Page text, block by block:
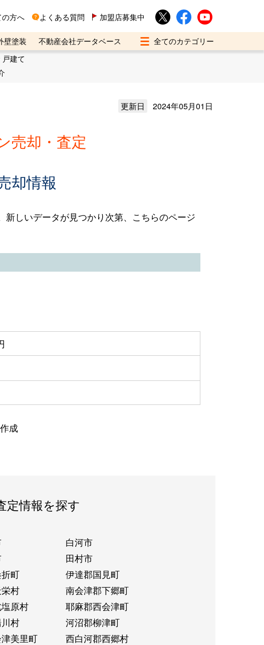
方へ よくある質問 加盟店募集中
壁塗装
不動産会社データベース
スク
建て
更新日 2024年05月01日
売却・査定
却情報
しいデータが見つかり次第、こちらのページ
成
定情報を探す
白河市
田村市
町
伊達郡国見町
村
南会津郡下郷町
原村
耶麻郡西会津町
村
河沼郡柳津町
美里町
西白河郡西郷村